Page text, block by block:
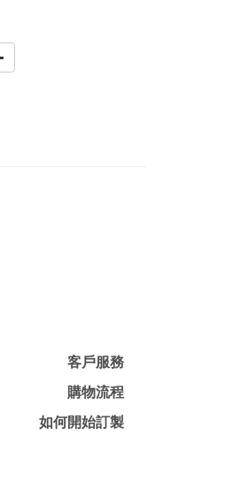
客戶服務
購物流程
如何開始訂製